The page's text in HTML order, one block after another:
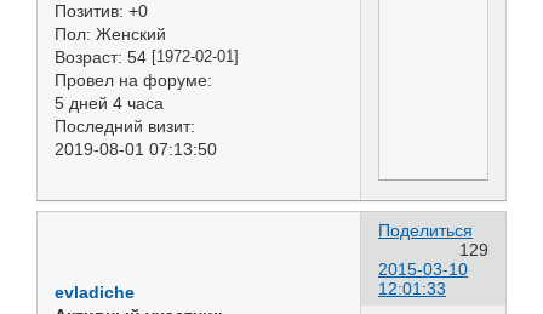
Позитив: +0
Пол: Женский
Возраст: 54 [1972-02-01]
Провел на форуме:
5 дней 4 часа
Последний визит:
2019-08-01 07:13:50
Поделиться
129
2015-03-10
12:01:33
evladiche